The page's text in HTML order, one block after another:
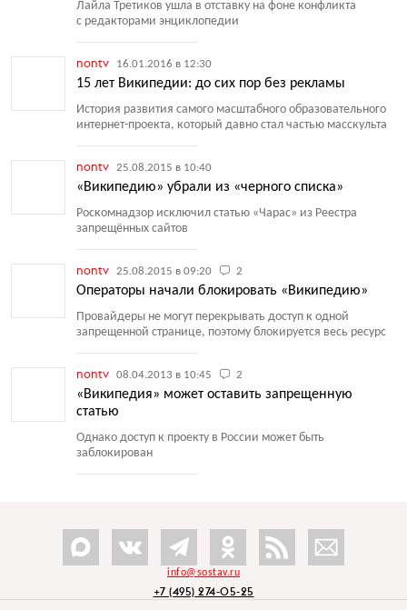
Лайла Третиков ушла в отставку на фоне конфликта
с редакторами энциклопедии
nontv 16.01.2016 в 12:30
15 лет Википедии: до сих пор без рекламы
История развития самого масштабного образовательного
интернет-проекта, который давно стал частью масскульта
nontv 25.08.2015 в 10:40
«Википедию» убрали из «черного списка»
Роскомнадзор исключил статью «Чарас» из Реестра
запрещённых сайтов
nontv 25.08.2015 в 09:20 2
Операторы начали блокировать «Википедию»
Провайдеры не могут перекрывать доступ к одной
запрещенной странице, поэтому блокируется весь ресурс
nontv 08.04.2013 в 10:45 2
«Википедия» может оставить запрещенную
статью
Однако доступ к проекту в России может быть
заблокирован
info@sostav.ru
+7 (495) 274-05-25